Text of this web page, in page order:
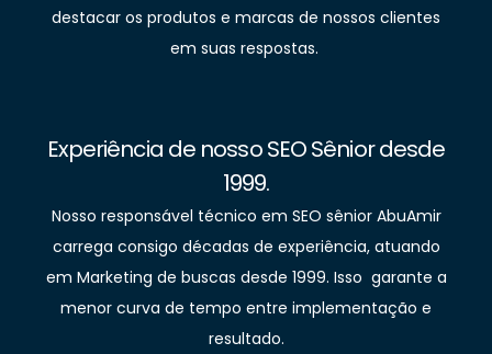
destacar os produtos e marcas de nossos clientes
em suas respostas.
Experiência de nosso SEO Sênior desde
1999.
Nosso responsável técnico em SEO sênior AbuAmir
carrega consigo décadas de experiência, atuando
em Marketing de buscas desde 1999. Isso garante a
menor curva de tempo entre implementação e
resultado.